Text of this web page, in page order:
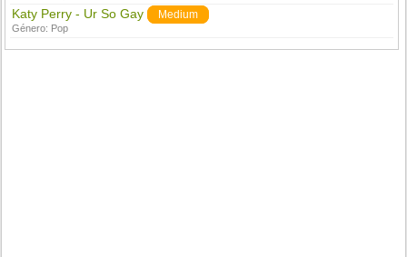
Katy Perry - Ur So Gay Medium
Género: Pop